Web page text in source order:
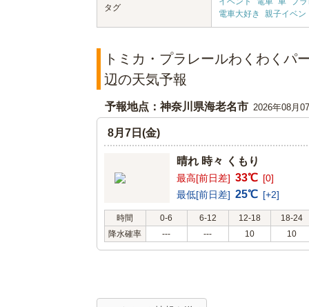
タグ
電車大好き
親子イベン
トミカ・プラレールわくわくパ
辺の天気予報
予報地点：神奈川県海老名市 2026年08月
8月7日(金)
晴れ 時々 くもり
最高[前日差] 33℃ [0]
最低[前日差] 25℃ [+2]
時間 0-6 6-12 12-18
18-24
降水確率
--- --- 10 10